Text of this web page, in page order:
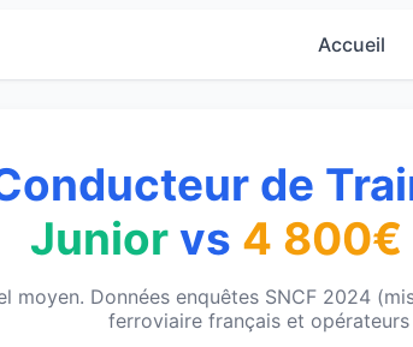
Accueil
de
Juniorvs 4 800€
moyen. Données enquêtes SNCF 2024
ferroviaire français et opérateurs